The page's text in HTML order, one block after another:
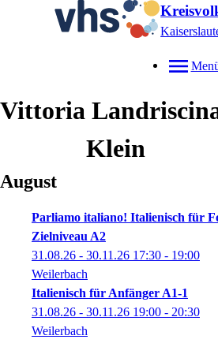
Vittoria
Klein
August
Parliamo italiano! Italienisch für
Zielniveau A2
31.08.26 - 30.11.26 17:30 - 19:00
Weilerbach
Italienisch für Anfänger A1-1
31.08.26 - 30.11.26 19:00 - 20:30
Weilerbach